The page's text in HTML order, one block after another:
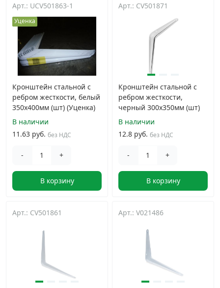
Арт.: UCV501863-1
Уценка
Кронштейн стальной с
ребром жесткости, белый
350x400мм (шт) (Уценка)
В наличии
11.63 руб. без НДС
- +
В корзину
Арт.: CV501871
Кронштейн стальной с
ребром жесткости,
черный 300x350мм (шт)
В наличии
12.8 руб. без НДС
- +
В корзину
Арт.: CV501861 Арт.: V021486